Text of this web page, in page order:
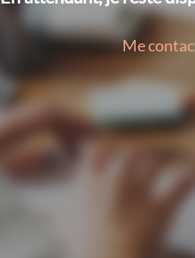
Me